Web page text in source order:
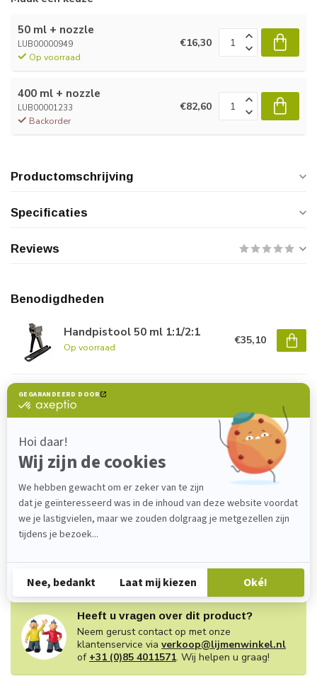
50 ml + nozzle
LUB00000949
Op voorraad
€16,30
400 ml + nozzle
LUB00001233
Backorder
€82,60
Productomschrijving
Specificaties
Reviews
Benodigdheden
Handpistool 50 ml 1:1/2:1
Op voorraad
€35,10
Handpistool 400 ml 1:1/1:2 LC
Op voorraad
Nozzle MBQ 05-24L (50 ml)
Op voorraad
€1,40
Nozzle MFQ 10-24T (400 ml)
Heeft u vragen over dit product?
Neem gerust contact op met onze
klantenservice via verkoop@lijmenwinkel.nl
of +31 (0)85 4011571. Wij helpen u graag!